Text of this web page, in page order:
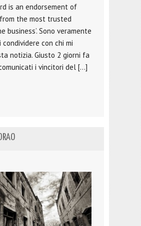
is an endorsement of
the most trusted
business’. Sono veramente
con chi mi
notizia. Giusto 2 giorni fa
i vincitori del […]